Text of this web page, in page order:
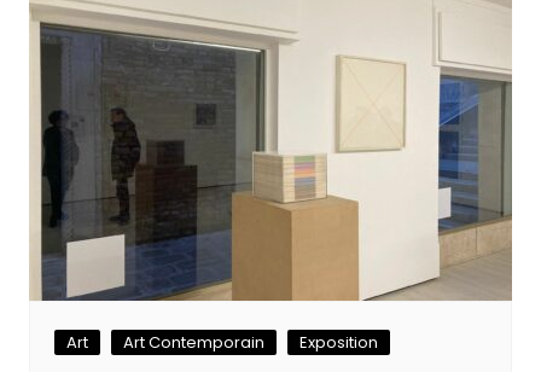
Art Art Contemporain Exposition